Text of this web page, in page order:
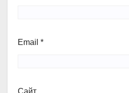
Email *
Сайт